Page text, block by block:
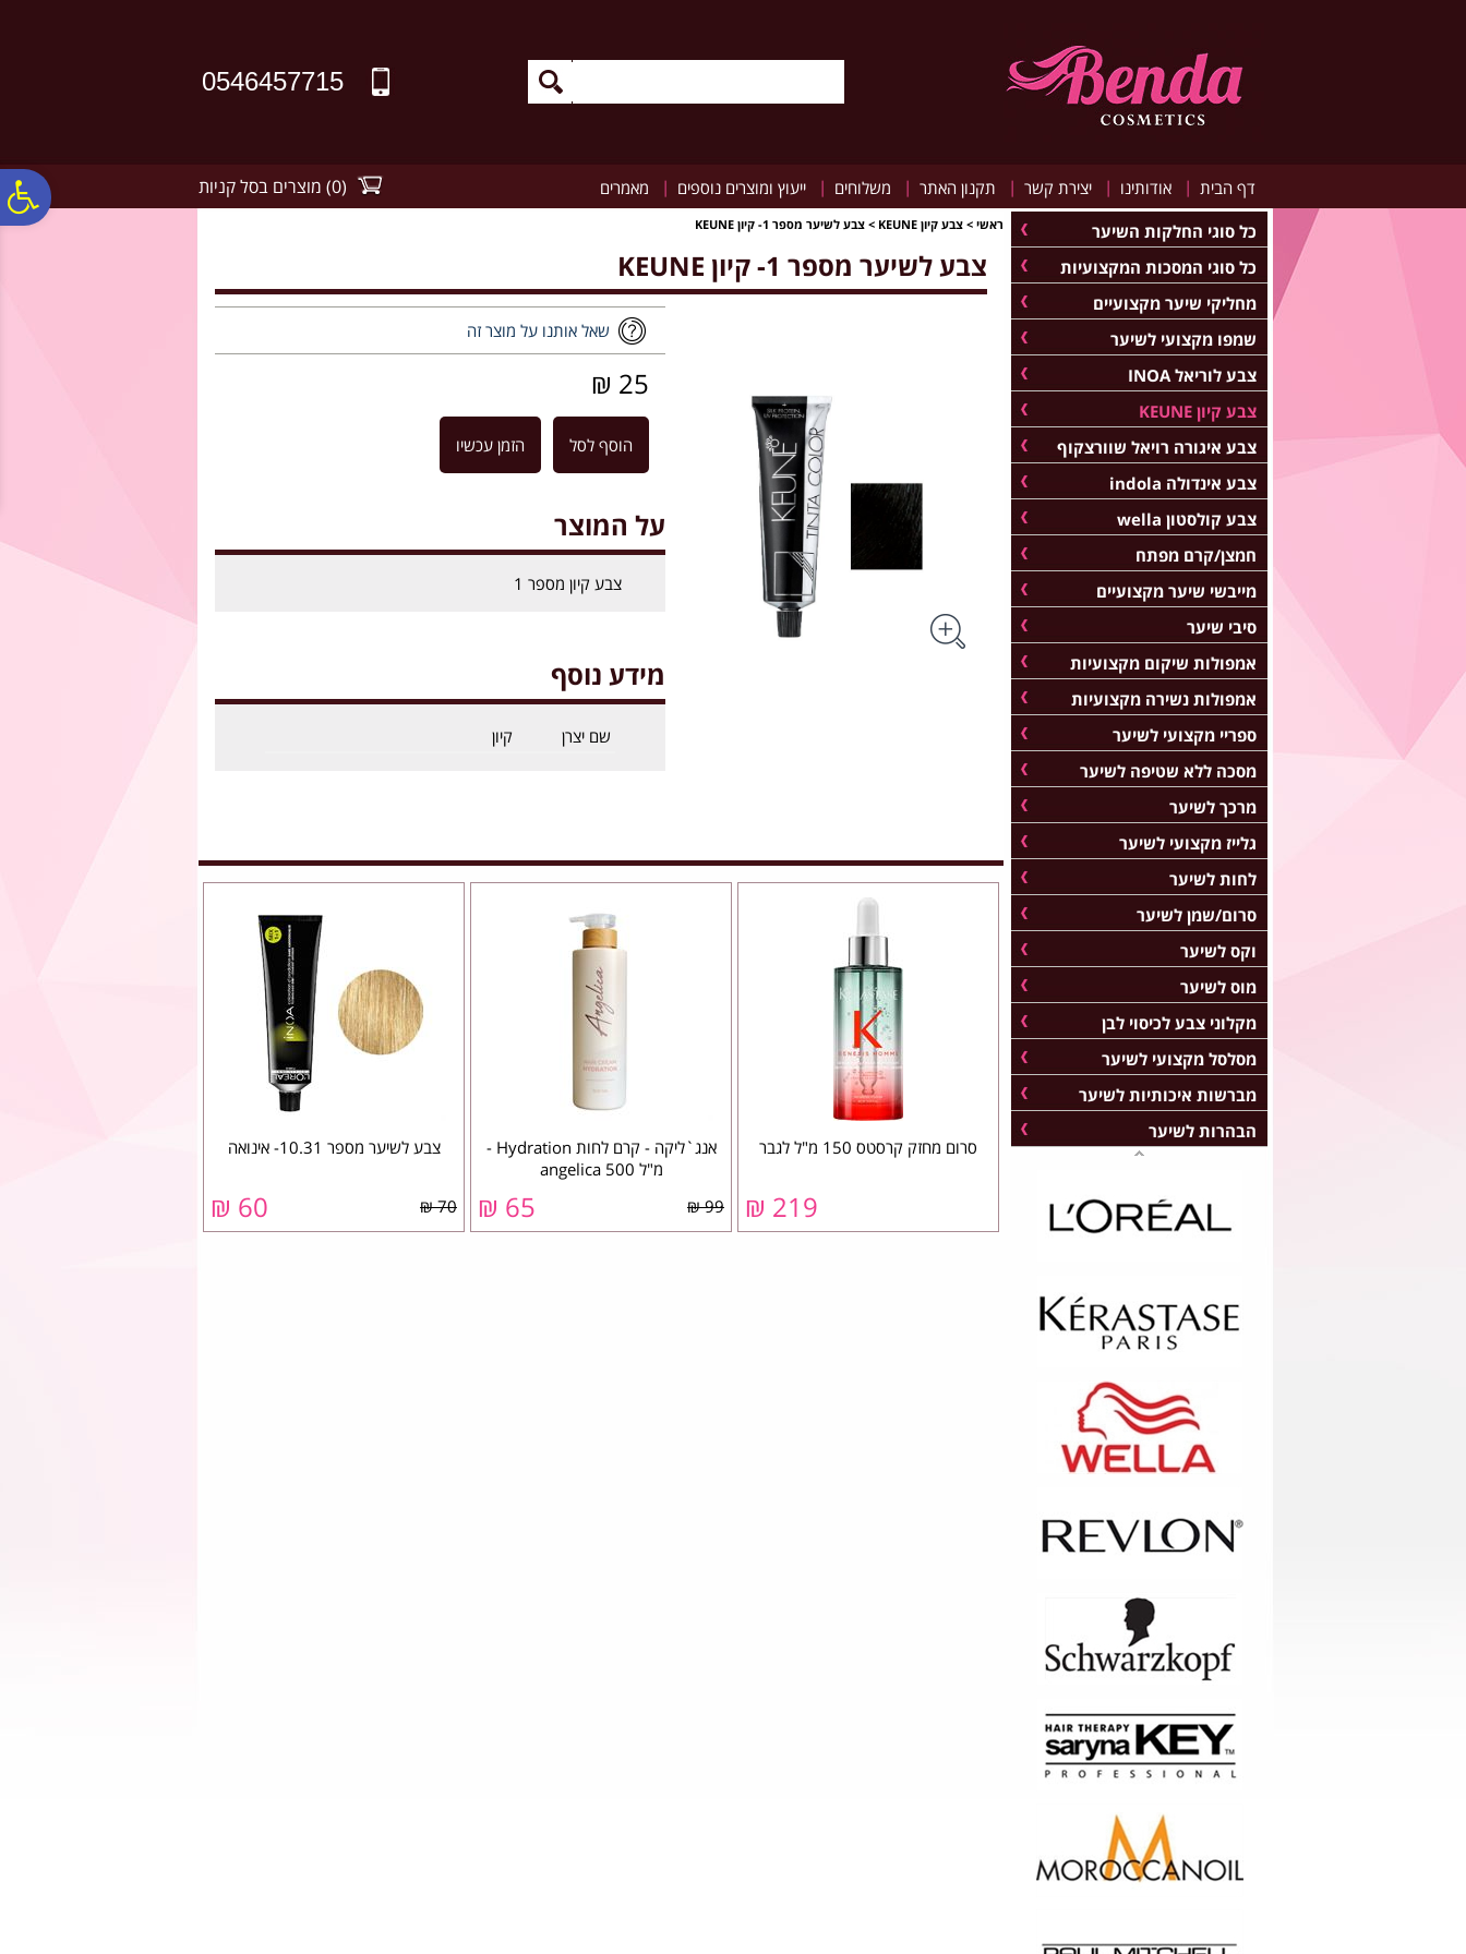
0546457715
דף הבית | אודותינו | יצירת קשר | תקנון האתר | משלוחים | ייעוץ ומוצרים נוספים | מאמרים (
0
) מוצרים בסל קניות
ראשי > צבע קיון KEUNE > צבע לשיער מספר 1- קיון KEUNE
צבע לשיער מספר 1- קיון KEUNE
שאל אותנו על מוצר זה
25 ₪
הוסף לסל הזמן עכשיו
על המוצר
צבע קיון מספר 1
מידע נוסף
שם יצרן קיון
סרום מחזק קרסטס 150 מ"ל לגבר
219 ₪
אנג`ליקה - קרם לחות Hydration -
מ"ל 500 ‏angelica
99 ₪
65 ₪
צבע לשיער מספר 10.31- אינואה
70 ₪
60 ₪
כל סוגי החלקות השיער
כל סוגי המסכות המקצועיות
מחליקי שיער מקצועיים
שמפו מקצועי לשיער
צבע לוריאל INOA
צבע קיון KEUNE
צבע איגורה רויאל שוורצקוף
צבע אינדולה indola
צבע קולסטון wella
חמצן/קרם מפתח
מייבשי שיער מקצועיים
סיבי שיער
אמפולות שיקום מקצועיות
אמפולות נשירה מקצועיות
ספריי מקצועי לשיער
מסכה ללא שטיפה לשיער
מרכך לשיער
גלייז מקצועי לשיער
לחות לשיער
סרום/שמן לשיער
וקס לשיער
מוס לשיער
מקלוני צבע לכיסוי לבן
מסלסל מקצועי לשיער
מברשות איכותיות לשיער
הבהרות לשיער